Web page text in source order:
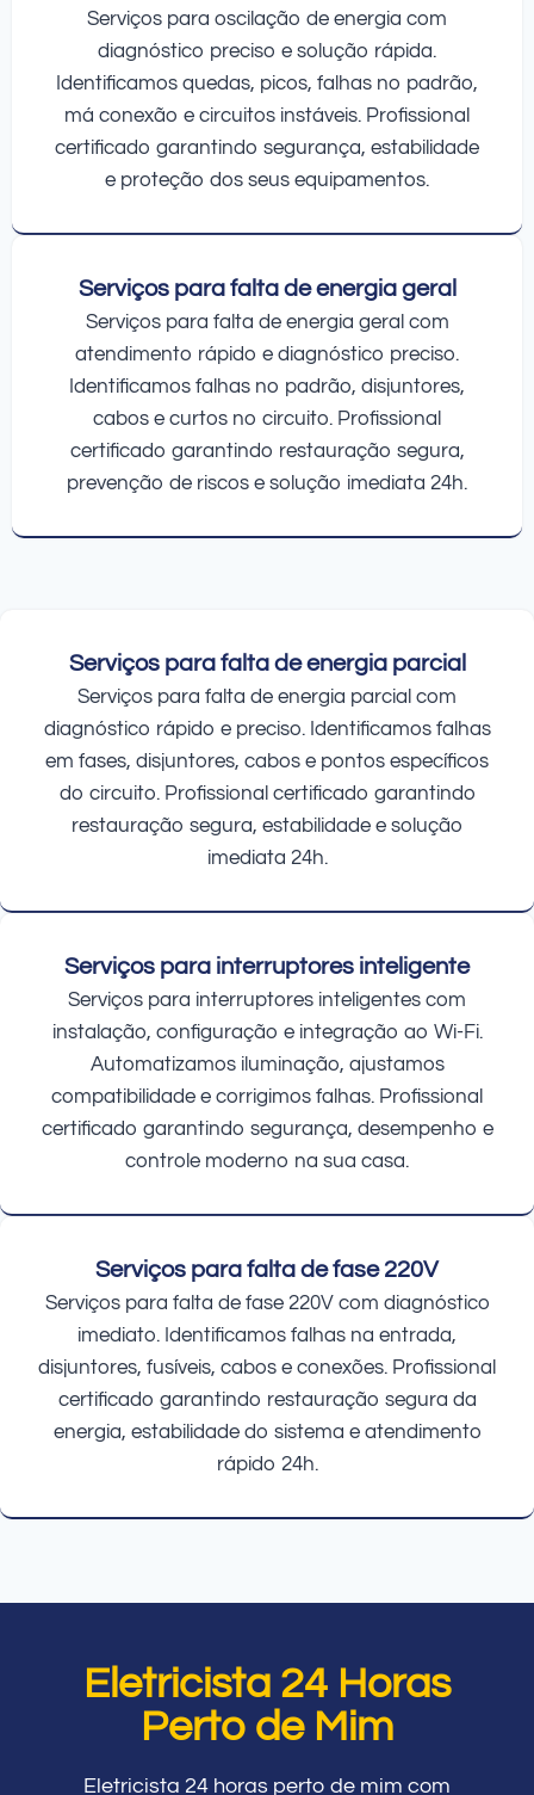
Serviços para oscilação de energia com
diagnóstico preciso e solução rápida.
Identificamos quedas, picos, falhas no padrão,
má conexão e circuitos instáveis. Profissional
certificado garantindo segurança, estabilidade
e proteção dos seus equipamentos.
Serviços para falta de energia geral
Serviços para falta de energia geral com
atendimento rápido e diagnóstico preciso.
Identificamos falhas no padrão, disjuntores,
cabos e curtos no circuito. Profissional
certificado garantindo restauração segura,
prevenção de riscos e solução imediata 24h.
Serviços para falta de energia parcial
Serviços para falta de energia parcial com
diagnóstico rápido e preciso. Identificamos falhas
em fases, disjuntores, cabos e pontos específicos
do circuito. Profissional certificado garantindo
restauração segura, estabilidade e solução
imediata 24h.
Serviços para interruptores inteligente
Serviços para interruptores inteligentes com
instalação, configuração e integração ao Wi-Fi.
Automatizamos iluminação, ajustamos
compatibilidade e corrigimos falhas. Profissional
certificado garantindo segurança, desempenho e
controle moderno na sua casa.
Serviços para falta de fase 220V
Serviços para falta de fase 220V com diagnóstico
imediato. Identificamos falhas na entrada,
disjuntores, fusíveis, cabos e conexões. Profissional
certificado garantindo restauração segura da
energia, estabilidade do sistema e atendimento
rápido 24h.
Eletricista 24 Horas
Perto de Mim
Eletricista 24 horas perto de mim com